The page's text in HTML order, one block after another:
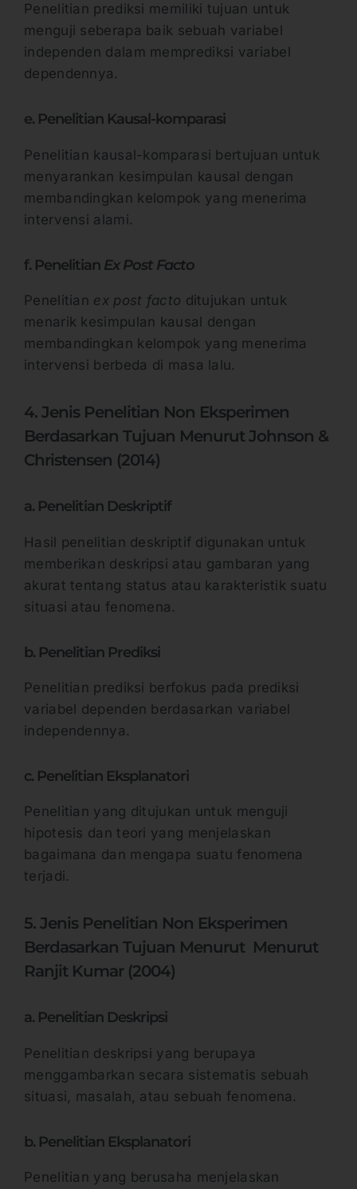
Penelitian prediksi memiliki tujuan untuk
menguji seberapa baik sebuah variabel
independen dalam memprediksi variabel
dependennya.
e. Penelitian Kausal-komparasi
Penelitian kausal-komparasi bertujuan untuk
menyarankan kesimpulan kausal dengan
membandingkan kelompok yang menerima
intervensi alami.
f. Penelitian Ex Post Facto
Penelitian ex post facto ditujukan untuk
menarik kesimpulan kausal dengan
membandingkan kelompok yang menerima
intervensi berbeda di masa lalu.
4. Jenis Penelitian Non Eksperimen
Berdasarkan Tujuan Menurut Johnson &
Christensen (2014)
a. Penelitian Deskriptif
Hasil penelitian deskriptif digunakan untuk
memberikan deskripsi atau gambaran yang
akurat tentang status atau karakteristik suatu
situasi atau fenomena.
b. Penelitian Prediksi
Penelitian prediksi berfokus pada prediksi
variabel dependen berdasarkan variabel
independennya.
c. Penelitian Eksplanatori
Penelitian yang ditujukan untuk menguji
hipotesis dan teori yang menjelaskan
bagaimana dan mengapa suatu fenomena
terjadi.
5. Jenis Penelitian Non Eksperimen
Berdasarkan Tujuan Menurut Menurut
Ranjit Kumar (2004)
a. Penelitian Deskripsi
Penelitian deskripsi yang berupaya
menggambarkan secara sistematis sebuah
situasi, masalah, atau sebuah fenomena.
b. Penelitian Eksplanatori
Penelitian yang berusaha menjelaskan